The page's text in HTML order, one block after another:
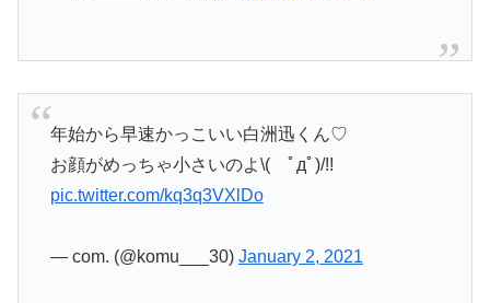
年始から早速かっこいい白洲迅くん♡
お顔がめっちゃ小さいのよ\( ﾟдﾟ)/!!
pic.twitter.com/kq3q3VXlDo
— com. (@komu___30) January 2, 2021